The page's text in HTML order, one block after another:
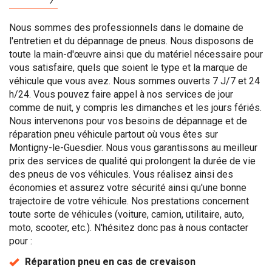
Nous sommes des professionnels dans le domaine de
l'entretien et du dépannage de pneus. Nous disposons de
toute la main-d'œuvre ainsi que du matériel nécessaire pour
vous satisfaire, quels que soient le type et la marque de
véhicule que vous avez. Nous sommes ouverts 7 J/7 et 24
h/24. Vous pouvez faire appel à nos services de jour
comme de nuit, y compris les dimanches et les jours fériés.
Nous intervenons pour vos besoins de dépannage et de
réparation pneu véhicule partout où vous êtes sur
Montigny-le-Guesdier. Nous vous garantissons au meilleur
prix des services de qualité qui prolongent la durée de vie
des pneus de vos véhicules. Vous réalisez ainsi des
économies et assurez votre sécurité ainsi qu'une bonne
trajectoire de votre véhicule. Nos prestations concernent
toute sorte de véhicules (voiture, camion, utilitaire, auto,
moto, scooter, etc.). N'hésitez donc pas à nous contacter
pour :
Réparation pneu en cas de crevaison